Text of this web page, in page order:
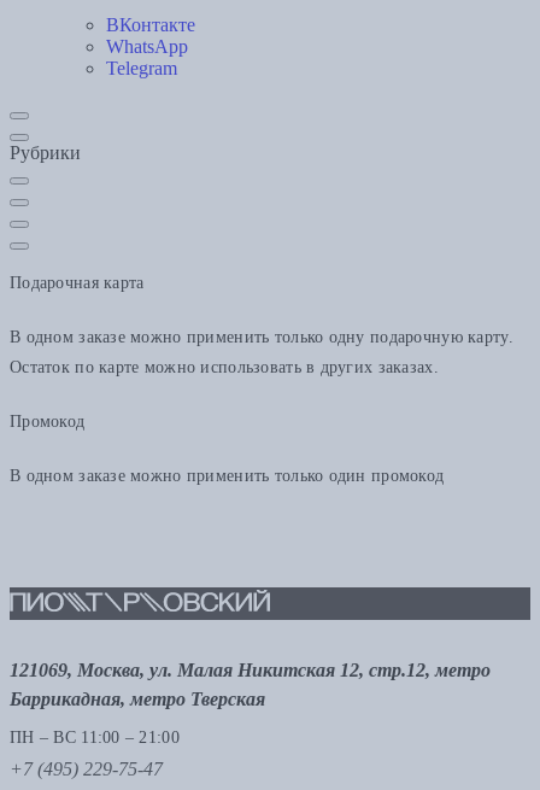
ВКонтакте
WhatsApp
Telegram
Рубрики
Подарочная карта
В одном заказе можно применить только одну подарочную карту.
Остаток по карте можно использовать в других заказах.
Промокод
В одном заказе можно применить только один промокод
121069, Москва, ул. Малая Никитская 12, стр.12, метро
Баррикадная, метро Тверская
ПН – ВС 11:00 – 21:00
+7 (495) 229-75-47